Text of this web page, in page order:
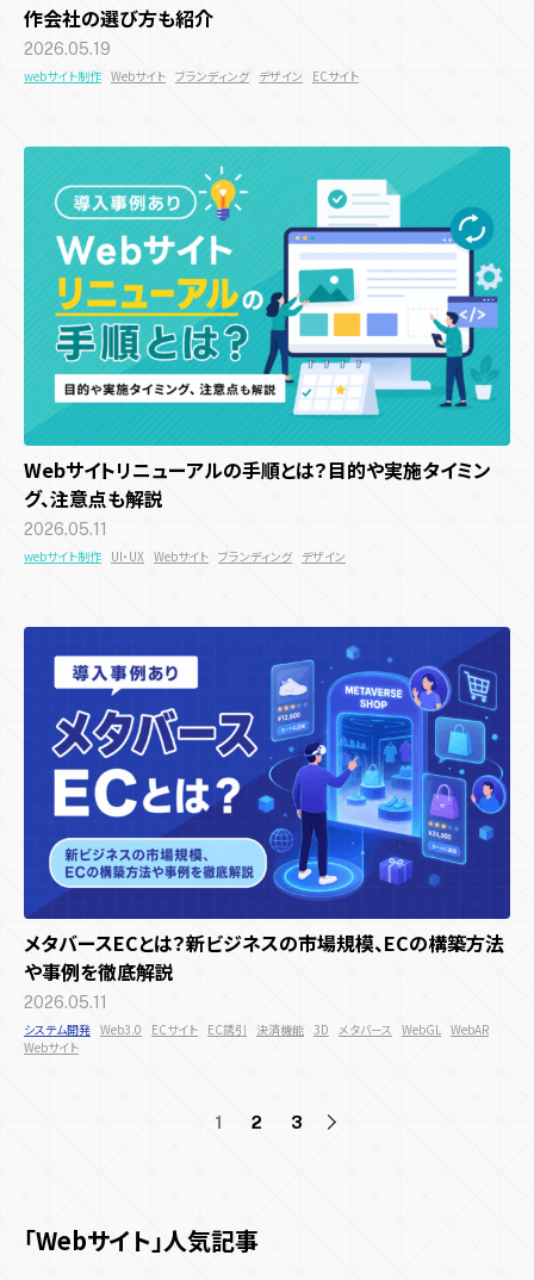
作会社の選び方も紹介
2026.05.19
webサイト制作 Webサイト ブランディング デザイン ECサイト
Webサイトリニューアルの手順とは？目的や実施タイミン
グ、注意点も解説
2026.05.11
webサイト制作 UI・UX Webサイト ブランディング デザイン
メタバースECとは？新ビジネスの市場規模、ECの構築方法
や事例を徹底解説
2026.05.11
システム開発 Web3.0 ECサイト EC誘引 決済機能 3D メタバース WebGL
WebAR
Webサイト
1 2 3
「Webサイト」人気記事